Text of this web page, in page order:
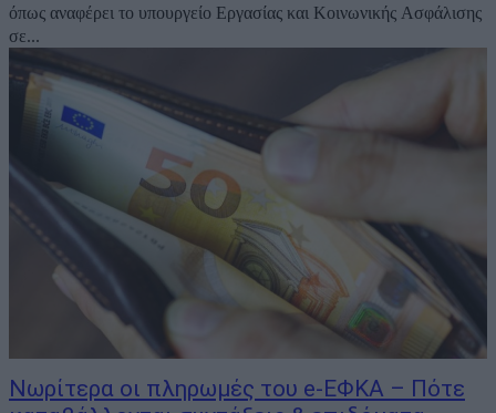
όπως αναφέρει το υπουργείο Εργασίας και Κοινωνικής Ασφάλισης
σε...
Νωρίτερα οι πληρωμές του e-ΕΦΚΑ – Πότε